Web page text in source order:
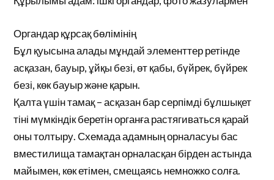
Органдар құрсақ бөлімінің
Бұл қуысына алады мұндай элементтер ретінде
асқазан, бауыр, ұйқы безі, өт қабы, бүйрек, бүйрек
безі, көк бауыр және қарын.
Қалта үшін тамақ – асқазан бар серпімді бұлшықет
тіні мүмкіндік беретін органға растягиваться қарай
оны толтыру. Схемада адамның орналасуы бас
вместилища тамақтан орналасқан бірден астында
майымен, көк етімен, смещаясь немножко солға.